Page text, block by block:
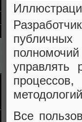
управлять
процессов,
Все